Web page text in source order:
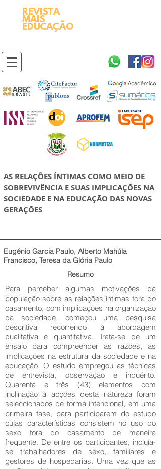
REVISTA
MAIS
EDUCAÇÃO
AS RELAÇÕES ÍNTIMAS COMO MEIO DE
SOBREVIVÊNCIA E SUAS IMPLICAÇÕES NA
SOCIEDADE E NA EDUCAÇÃO DAS NOVAS
GERAÇÕES
Eugénio Garcia Paulo, Alberto Mahúla
Francisco, Teresa da Glória Paulo
Resumo
Para perceber algumas motivações da
população sobre as relações íntimas fora do
casamento, com implicações na organização
da sociedade, começou uma pesquisa
descritiva recorrendo à abordagem
qualitativa e quantitativa. Trata-se de um
ensaio para compreender as razões, as
implicações na estrutura da sociedade e na
educação. O estudo empregou as técnicas
de entrevista, observação e inquérito.
Quarenta e três (43) elementos com
inclinação à acções desta natureza foram
seleccionados de forma intencional, em uma
primeira fase, para participarem do estudo
cujas características consistem no uso do
sexo fora do casamento de maneira
frequente. De entre os participantes, incluía-
se trabalhadores de sexo, familiares e
gestores de hospedarias. Uma vez que as